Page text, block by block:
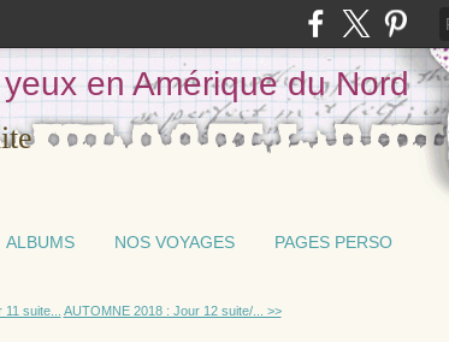
en Amérique du Nord
ALBUMS NOS VOYAGES
PAGES PERSO
suite... AUTOMNE 2018 : Jour 12 suite/... >>